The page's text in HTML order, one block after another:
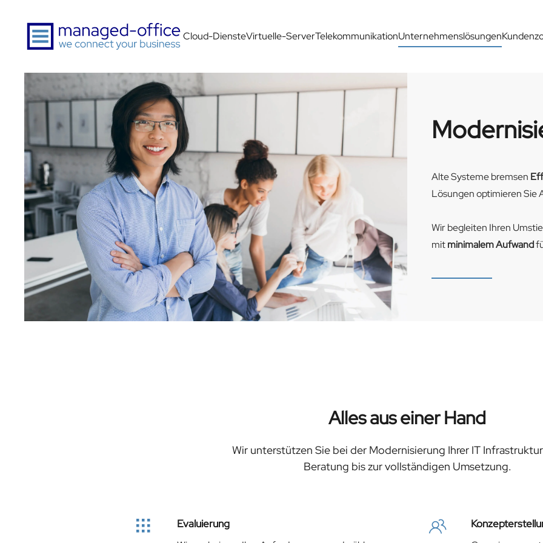
Zum Hauptinhalt springen Cloud-DiensteVirtuelle-ServerTelekommunikationUnternehmenslösungen
Alte Systeme bremsen
Lösungen optimieren Sie
Wir begleiten Ihren
mitminimalem Aufwand
Alles aus einer Hand
Wir unterstützen Sie bei der Modernisierung Ihrer IT
Beratung bis zur vollständigen Umsetzung.
Evaluierung